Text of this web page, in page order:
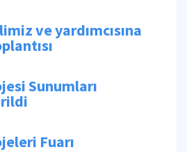
ve yardımcısına
Sunumları
Fuarı